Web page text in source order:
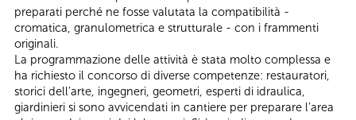
preparati perché ne fosse valutata la compatibilità -
cromatica, granulometrica e strutturale - con i frammenti
originali.
La programmazione delle attività è stata molto complessa e
ha richiesto il concorso di diverse competenze: restauratori,
storici dell’arte, ingegneri, geometri, esperti di idraulica,
giardinieri si sono avvicendati in cantiere per preparare l’area